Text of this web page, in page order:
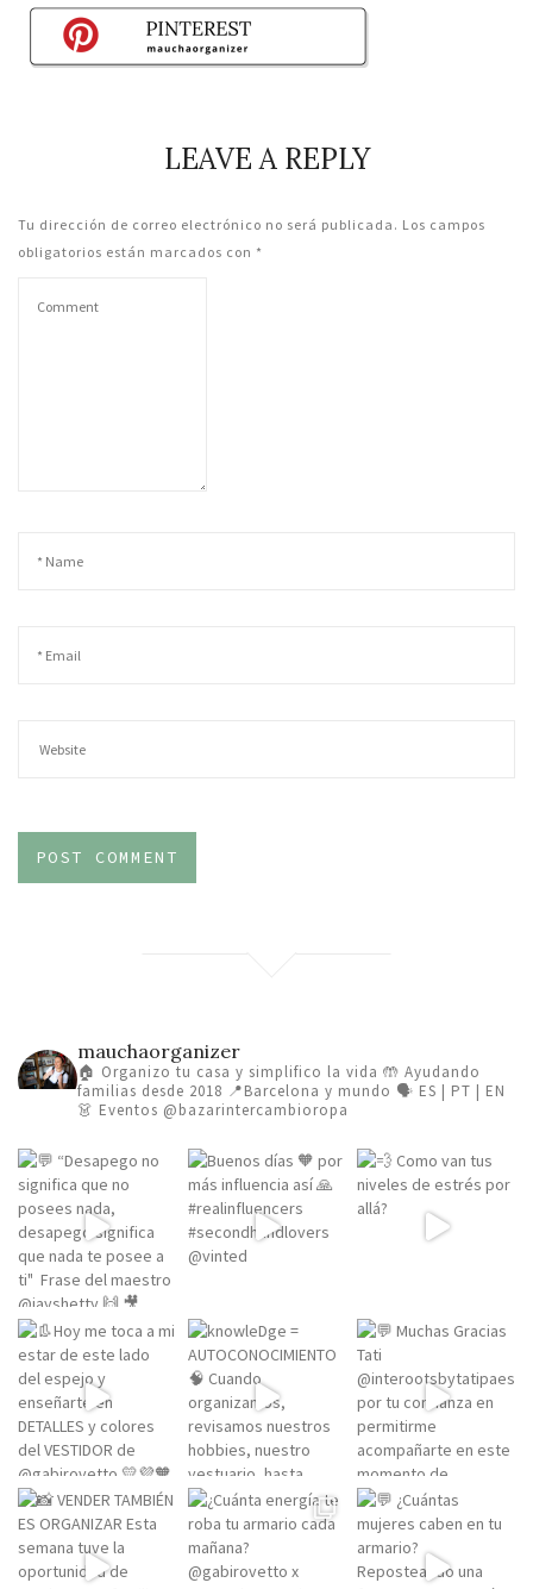
LEAVE A REPLY
Tu dirección de correo electrónico no será publicada. Los campos
obligatorios están marcados con *
mauchaorganizer
🏠 Organizo tu casa y simplifico la vida 🤲 Ayudando
familias desde 2018 📍Barcelona y mundo 🗣️ ES | PT | EN
👗 Eventos @bazarintercambioropa